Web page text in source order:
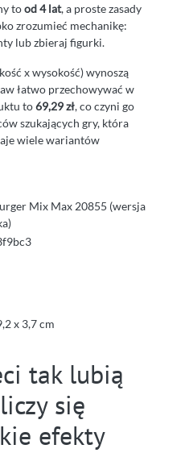
tood 4 lat, a proste zasady
zrozumieć mechanikę:
lub zbieraj figurki.
x wysokość) wynoszą
łatwo przechowywać w
to69,29 zł, co czyni go
szukających gry, która
wiele wariantów
Mix Max 20855 (wersja
x 3,7 cm
tak lubią
się
efekty